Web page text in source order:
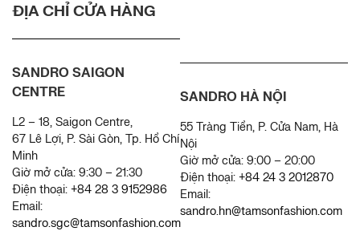
ĐỊA CHỈ CỬA HÀNG
SANDRO HÀ NỘI
55 Tràng Tiền, P. Cửa Nam, Hà
Nội
Giờ mở cửa: 9:00 – 20:00
Điện thoại: +84 24 3 2012870
Email:
sandro.hn@tamsonfashion.com
SANDRO SAIGON
CENTRE
L2 – 18, Saigon Centre,
67 Lê Lợi, P. Sài Gòn, Tp. Hồ Chí
Minh
Giờ mở cửa: 9:30 – 21:30
Điện thoại: +84 28 3 9152986
Email:
sandro.sgc@tamsonfashion.com